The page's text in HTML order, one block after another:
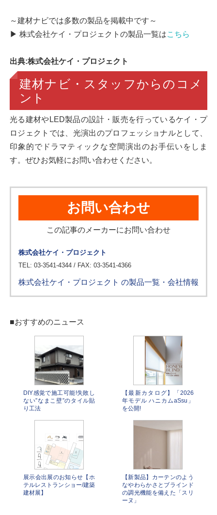
～建材ナビでは多数の製品を掲載中です～
▶ 株式会社ケイ・プロジェクトの製品一覧はこちら
出典:株式会社ケイ・プロジェクト
建材ナビ・スタッフからのコメ
ント
光る建材やLED製品の設計・販売を行っているケイ・プ
ロジェクトでは、光演出のプロフェッショナルとして、
印象的でドラマティックな空間演出のお手伝いをしま
す。ぜひお気軽にお問い合わせください。
お問い合わせ
この記事のメーカーにお問い合わせ
株式会社ケイ・プロジェクト
TEL: 03-3541-4344 / FAX: 03-3541-4366
株式会社ケイ・プロジェクト の製品一覧・会社情報
■おすすめのニュース
DIY感覚で施工可能!失敗し
ない”なまこ壁”のタイル貼
り工法
【最新カタログ】「2026
年モデル ハニカムaSsu」
を公開!
展示会出展のお知らせ【ホ
テルレストランショー/建築
建材展】
【新製品】カーテンのよう
なやわらかさとブラインド
の調光機能を備えた「スリ
ーヌ」